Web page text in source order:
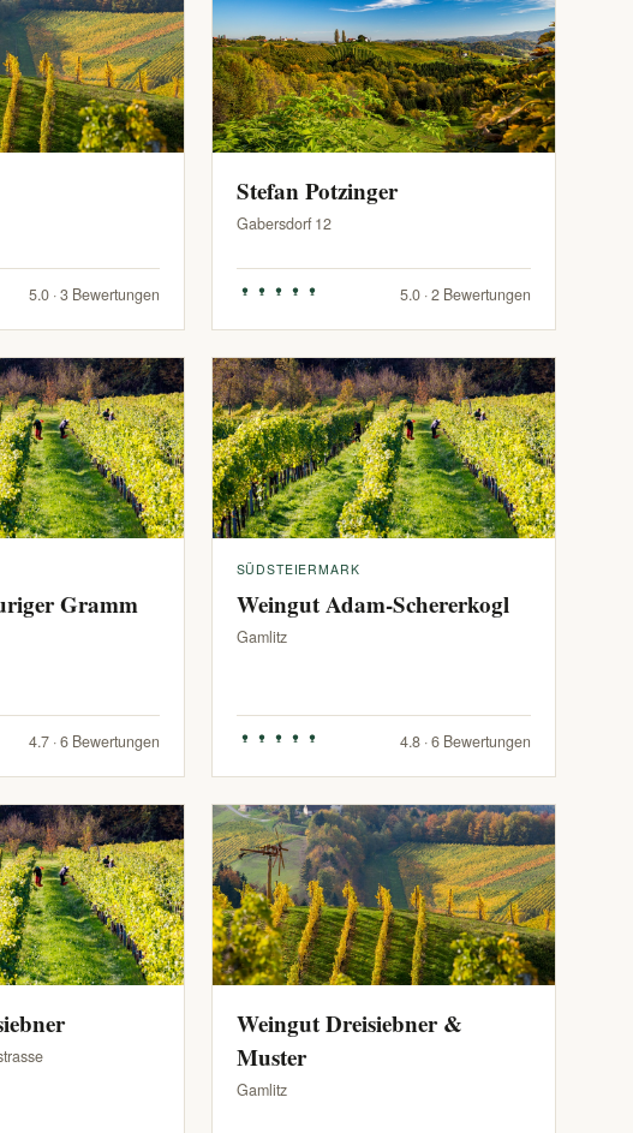
5.0 · 3 Bewertungen
Stefan Potzinger
Gabersdorf 12
5.0 · 2 Bewertungen
Gramm
4.7 · 6 Bewertungen
SÜDSTEIERMARK
Weingut Adam-Schererkogl
Gamlitz
4.8 · 6 Bewertungen
Weingut Dreisiebner &
Muster
Gamlitz